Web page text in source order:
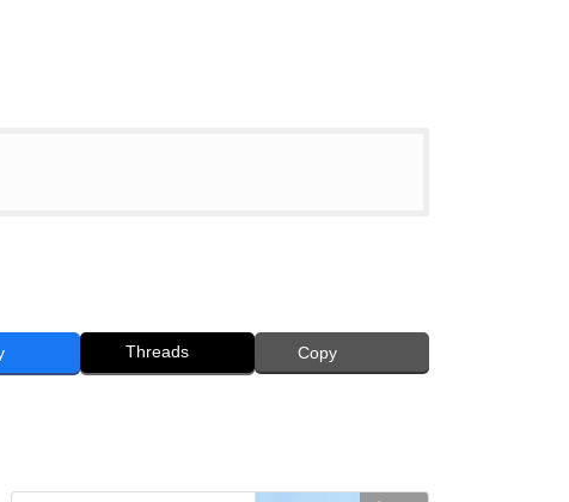
Threads Copy